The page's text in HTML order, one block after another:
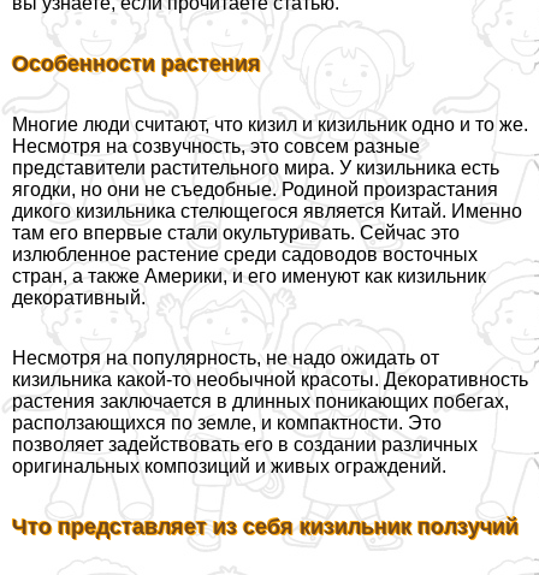
Особенности растения
Многие люди считают, что кизил и кизильник одно и то же.
Несмотря на созвучность, это совсем разные
представители растительного мира. У кизильника есть
ягодки, но они не съедобные. Родиной произрастания
дикого кизильника стелющегося является Китай. Именно
там его впервые стали окультуривать. Сейчас это
излюбленное растение среди садоводов восточных
стран, а также Америки, и его именуют как кизильник
декоративный.
Несмотря на популярность, не надо ожидать от
кизильника какой-то необычной красоты. Декоративность
растения заключается в длинных поникающих побегах,
расползающихся по земле, и компактности. Это
позволяет задействовать его в создании различных
оригинальных композиций и живых ограждений.
Что представляет из себя кизильник ползучий